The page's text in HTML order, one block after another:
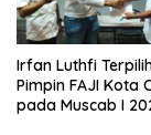
Irfan Luthfi
Pimpin FAJI Kota
pada Muscab I